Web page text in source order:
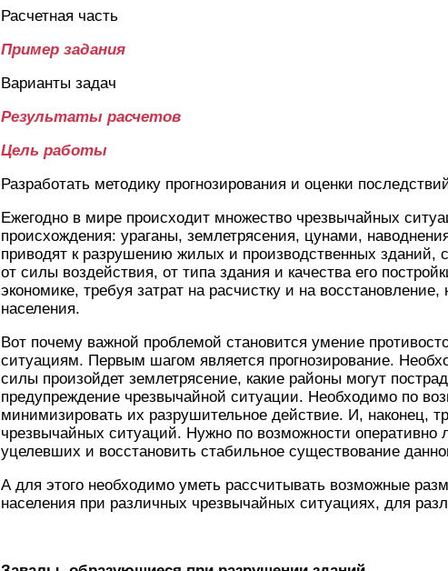
Расчетная часть
Пример задания
Варианты задач
Результаты расчетов
Цель работы
Разработать методику прогнозирования и оценки
Ежегодно в мире происходит множество чрезвычайных
происхождения: ураганы, землетрясения, цунами,
приводят к разрушению жилых и производственных зданий,
от силы воздействия, от типа здания и качества его
экономике, требуя затрат на расчистку и на
населения.
Вот почему важной проблемой становится умение
ситуациям. Первым шагом является прогнозирование.
силы произойдет землетрясение, какие районы могут
предупреждение чрезвычайной ситуации. Необходимо по
минимизировать их разрушительное действие. И, наконец,
чрезвычайных ситуаций. Нужно по возможности оперативно
уцелевших и восстановить стабильное существование
А для этого необходимо уметь рассчитывать возможные
населения при различных чрезвычайных ситуациях, для